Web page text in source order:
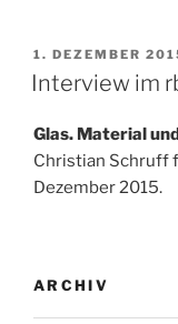
VERÖFFENTLICHT
AM
1. DEZEMBER
Interview im
Glas. Material
Christian Schruff
Dezember 2015.
ARCHIV